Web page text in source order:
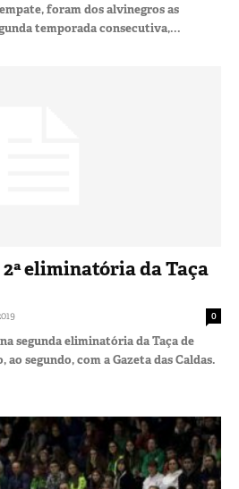
foram dos alvinegros as
temporada consecutiva,...
eliminatória da Taça
0
segunda eliminatória da Taça de
segundo, com a Gazeta das Caldas.